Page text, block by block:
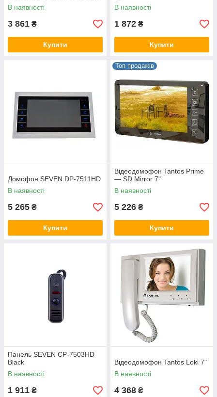
В наявності
3 861 ₴
Купити
В наявності
1 872 ₴
Купити
Домофон SEVEN DP-7511HD
В наявності
5 265 ₴
Купити
Топ продажів
Відеодомофон Tantos Prime
— SD Mirror 7"
В наявності
5 226 ₴
Купити
Панель SEVEN CP-7503HD
Black
В наявності
1 911 ₴
Відеодомофон Tantos Loki 7"
В наявності
4 368 ₴